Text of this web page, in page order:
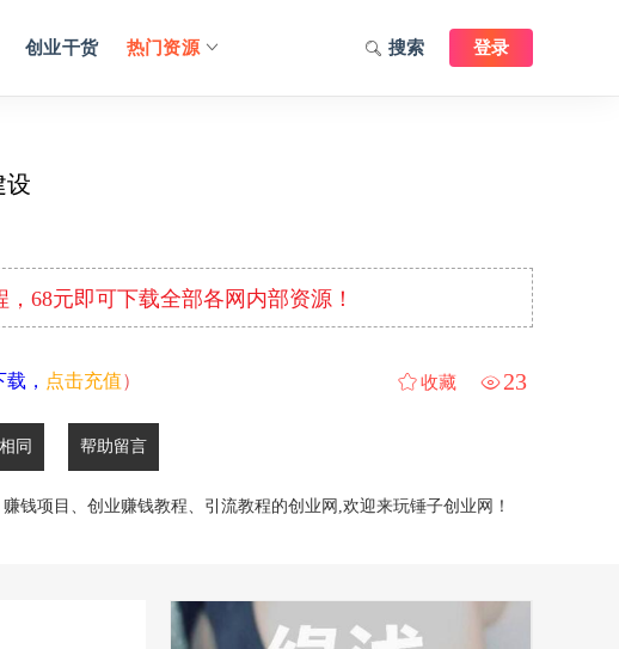
创业干货 热门资源 登录
搜索
设
68元即可下载全部各网内部资源！
， 点击充值） 23
收藏
相同 帮助留言
钱项目、创业赚钱教程、引流教程的创业网,欢迎来玩锤子创业网！